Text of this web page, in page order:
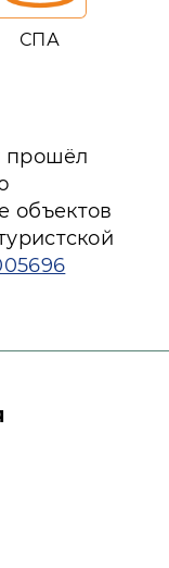
СПА
прошёл
объектов